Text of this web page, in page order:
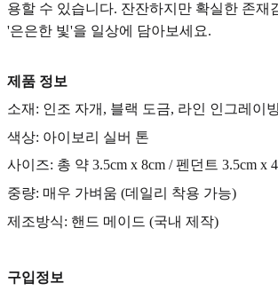
용할 수 있습니다. 잔잔하지만 확실한 존재
'은은한 빛'을 일상에 담아보세요.
제품 정보
소재: 인조 자개, 블랙 도금, 라인 인그레이빙
색상: 아이보리 실버 톤
사이즈: 총 약 3.5cm x 8cm / 펜던트 3.5cm x
중량: 매우 가벼움 (데일리 착용 가능)
제조방식: 핸드 메이드 (국내 제작)
구입정보